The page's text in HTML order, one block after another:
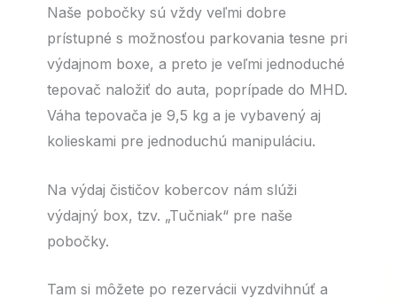
Naše pobočky sú vždy veľmi dobre
prístupné s možnosťou parkovania tesne pri
výdajnom boxe, a preto je veľmi jednoduché
tepovač naložiť do auta, poprípade do MHD.
Váha tepovača je 9,5 kg a je vybavený aj
kolieskami pre jednoduchú manipuláciu.
Na výdaj čističov kobercov nám slúži
výdajný box, tzv. „Tučniak“ pre naše
pobočky.
Tam si môžete po rezervácii vyzdvihnúť a